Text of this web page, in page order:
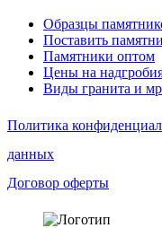
Образцы
Поставить
Памятники оптом
Цены на
Виды гранита и
Политика
данных
Договор оферты